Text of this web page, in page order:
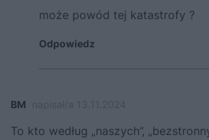
może powód tej katastrofy ?
Odpowiedz
BM
To kto według „naszych”,